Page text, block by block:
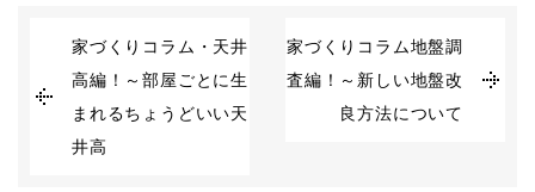
家づくりコラム・天井
高編！～部屋ごとに生
まれるちょうどいい天
井高
家づくりコラム地盤調
査編！～新しい地盤改
良方法について